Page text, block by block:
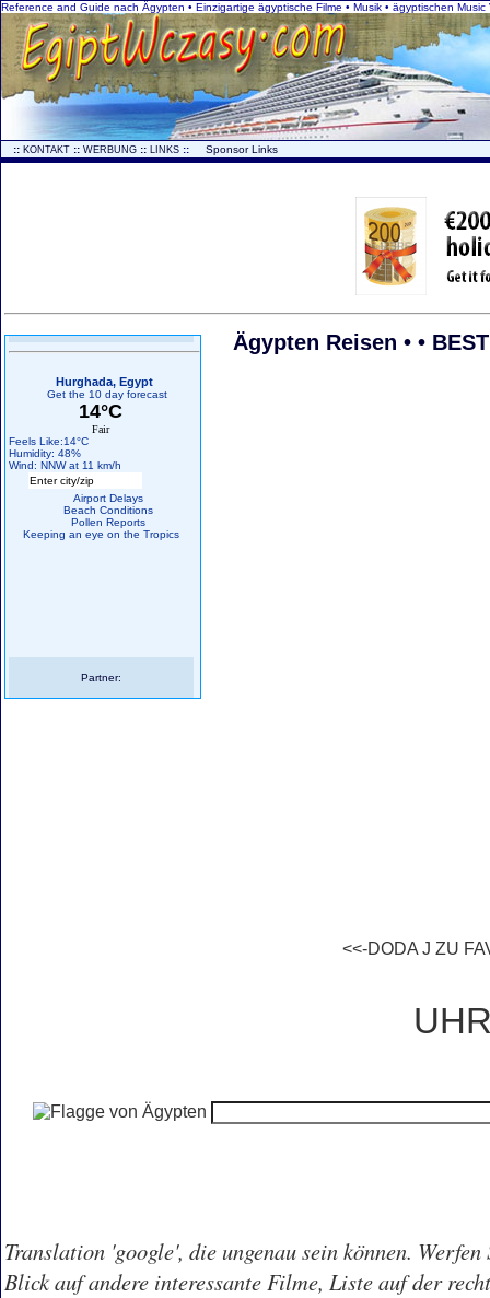
Reference and Guide nach Ägypten • Einzigartige ägyptische Filme • Musik • ägyptischen
:: KONTAKT :: WERBUNG :: LINKS :: Sponsor Links
Hurghada, Egypt
Get the 10 day forecast
14°C
Fair
Feels Like:14°C
Humidity: 48%
Wind: NNW at 11 km/h
Airport Delays
Beach Conditions
Pollen Reports
Keeping an eye on the Tropics
Partner:
Ägypten Reisen • •
<<-DODA J ZU
Translation 'google', die ungenau sein können. Werfen
Blick auf andere interessante Filme, Liste auf der